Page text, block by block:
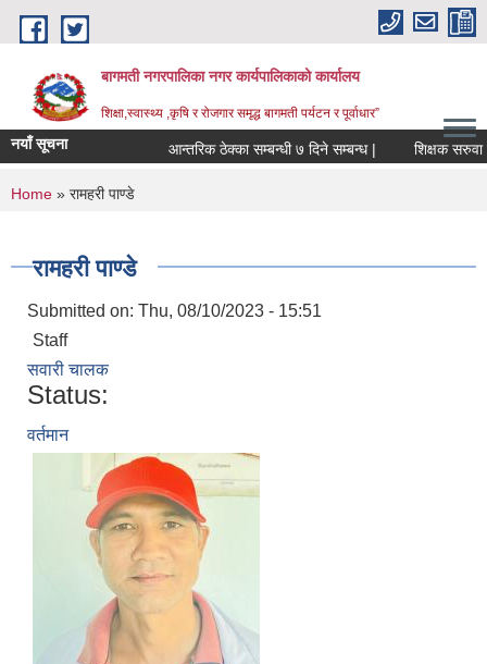
Skip to main content
बागमती नगरपालिका नगर कार्यपालिकाको कार्यालय
शिक्षा,स्वास्थ्य ,कृषि र रोजगार समृद्ध बागमती पर्यटन र पूर्वाधार”
नयाँ सूचना आन्तरिक ठेक्का सम्बन्धी ७ दिने सम्बन्ध |
You are here
Home » रामहरी पाण्डे
रामहरी पाण्डे
Submitted on: Thu, 08/10/2023 - 15:51
Staff
सवारी चालक
Status:
वर्तमान